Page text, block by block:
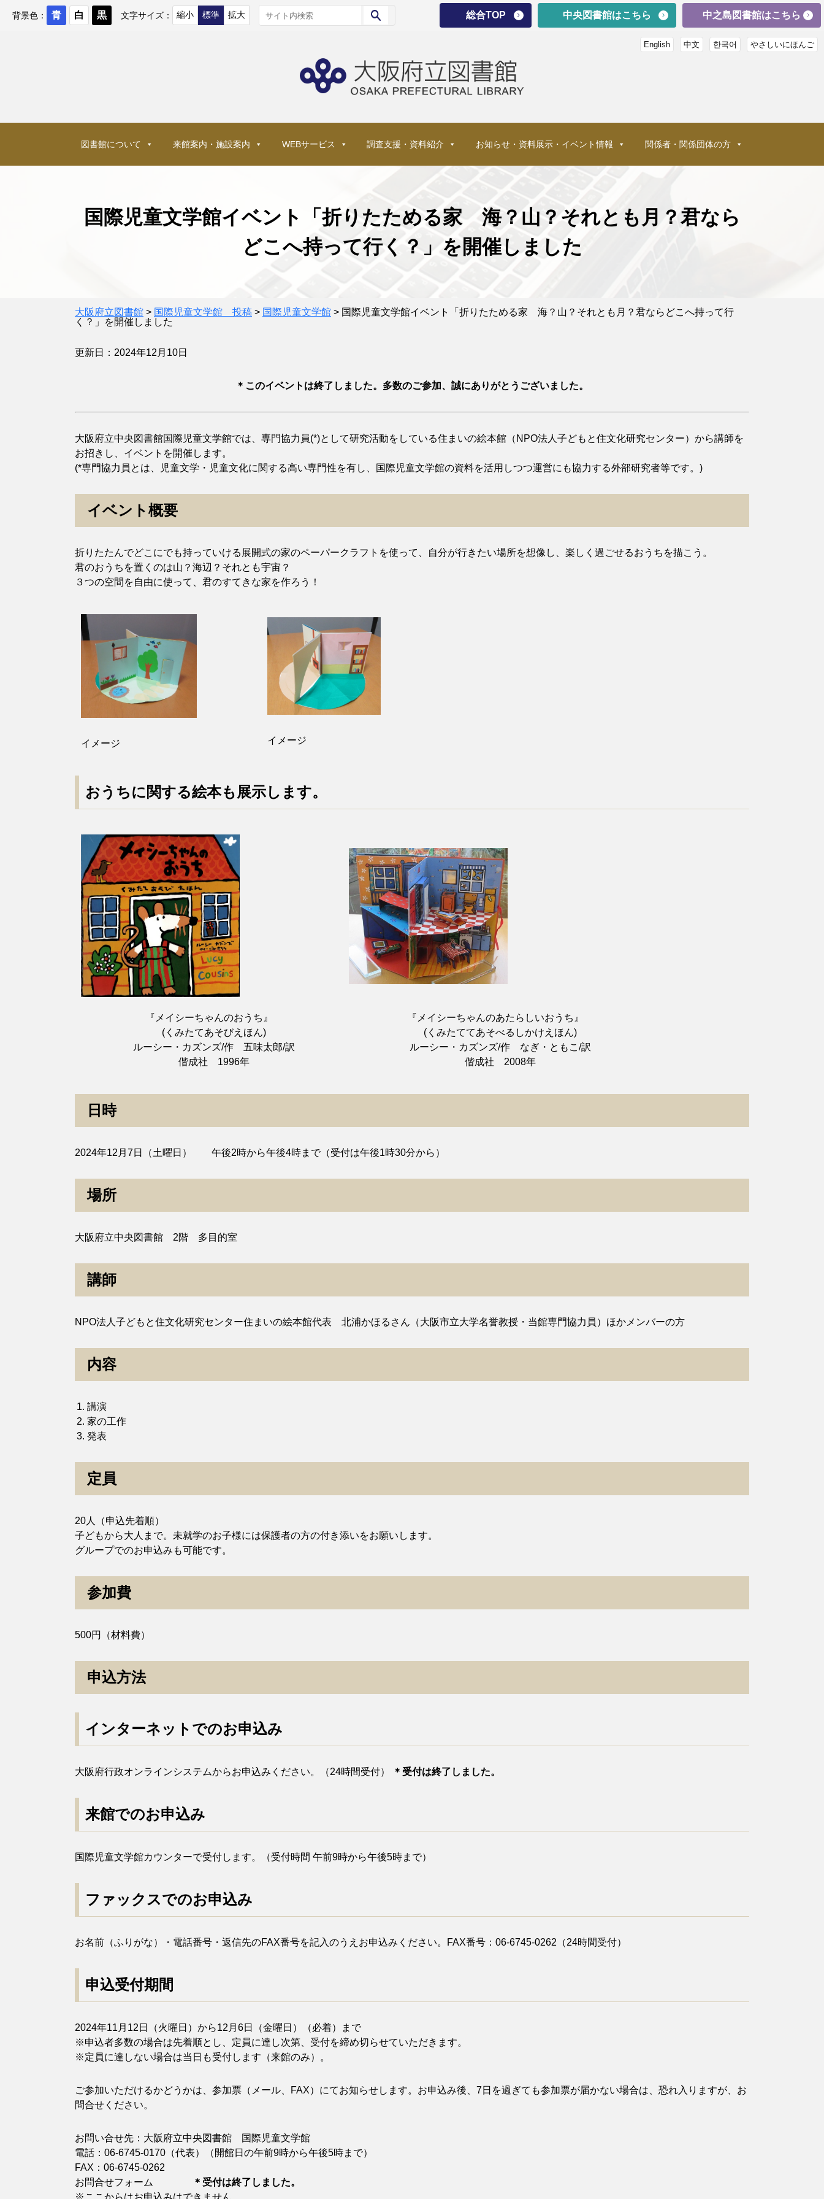
English 中文 한국어 やさしいにほんご
図書館について 来館案内・施設案内 WEBサービス 調査支援・資料紹介 お知らせ・資料展示・イベント情報 関係者・関係団体の方
背景色： 文字サイズ： 総合TOP 中央図書館はこちら 中之島図書館はこちら
国際児童文学館イベント「折りたためる家 海？山？それとも月？君なら
どこへ持って行く？」を開催しました
大阪府立図書館 > 国際児童文学館 投稿 > 国際児童文学館 > 国際児童文学館イベント「折りたためる家 海？山？それとも月？君ならどこへ持って行
く？」を開催しました
更新日：2024年12月10日
＊このイベントは終了しました。多数のご参加、誠にありがとうございました。
大阪府立中央図書館国際児童文学館では、専門協力員(*)として研究活動をしている住まいの絵本館（NPO法人子どもと住文化研究センター）から講師を
お招きし、イベントを開催します。
(*専門協力員とは、児童文学・児童文化に関する高い専門性を有し、国際児童文学館の資料を活用しつつ運営にも協力する外部研究者等です。)
イベント概要
折りたたんでどこにでも持っていける展開式の家のペーパークラフトを使って、自分が行きたい場所を想像し、楽しく過ごせるおうちを描こう。
君のおうちを置くのは山？海辺？それとも宇宙？
３つの空間を自由に使って、君のすてきな家を作ろう！
イメージ イメージ
おうちに関する絵本も展示します。
『メイシーちゃんのおうち』
(くみたてあそびえほん)
ルーシー・カズンズ/作　五味太郎/訳
偕成社　1996年
『メイシーちゃんのあたらしいおうち』
(くみたててあそべるしかけえほん)
ルーシー・カズンズ/作　なぎ・ともこ/訳
偕成社　2008年
日時
2024年12月7日（土曜日） 午後2時から午後4時まで（受付は午後1時30分から）
場所
大阪府立中央図書館 2階 多目的室
講師
NPO法人子どもと住文化研究センター住まいの絵本館代表 北浦かほるさん（大阪市立大学名誉教授・当館専門協力員）ほかメンバーの方
内容
講演
家の工作
発表
定員
20人（申込先着順）
子どもから大人まで。未就学のお子様には保護者の方の付き添いをお願いします。
グループでのお申込みも可能です。
参加費
500円（材料費）
申込方法
インターネットでのお申込み
大阪府行政オンラインシステムからお申込みください。（24時間受付） ＊受付は終了しました。
来館でのお申込み
国際児童文学館カウンターで受付します。（受付時間 午前9時から午後5時まで）
ファックスでのお申込み
お名前（ふりがな）・電話番号・返信先のFAX番号を記入のうえお申込みください。FAX番号：06-6745-0262（24時間受付）
申込受付期間
2024年11月12日（火曜日）から12月6日（金曜日）（必着）まで
※申込者多数の場合は先着順とし、定員に達し次第、受付を締め切らせていただきます。
※定員に達しない場合は当日も受付します（来館のみ）。
ご参加いただけるかどうかは、参加票（メール、FAX）にてお知らせします。お申込み後、7日を過ぎても参加票が届かない場合は、恐れ入りますが、お
問合せください。
お問い合せ先：大阪府立中央図書館 国際児童文学館
電話：06-6745-0170（代表）（開館日の午前9時から午後5時まで）
FAX：06-6745-0262
お問合せフォーム
＊受付は終了しました。
※ここからはお申込みはできません。